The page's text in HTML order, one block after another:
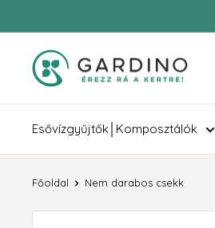
Gardino
Esővízgyűjtők│Komposztálók
Főoldal Nem darabos csekk